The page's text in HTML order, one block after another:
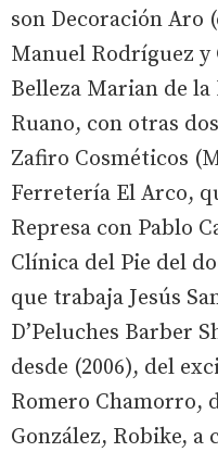
son Decoración Aro
Manuel Rodríguez y
Belleza Marian de
Ruano, con otras
Zafiro Cosméticos
Ferretería El Arco,
Represa con Pablo
Clínica del Pie del
que trabaja Jesús
D’Peluches Barber
desde (2006), del
Romero Chamorro,
González, Robike,